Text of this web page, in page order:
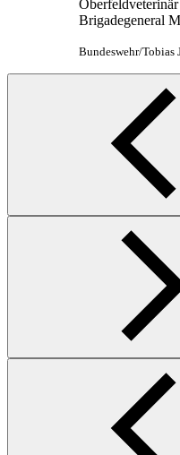
Brigadegeneral
Bundeswehr/Tobias